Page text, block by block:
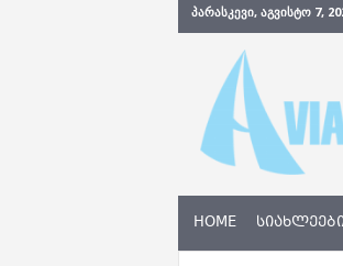
ᲞᲐᲠᲐᲡᲙᲔᲕᲘ, ᲐᲒᲕᲘᲡᲢᲝ 7,
N
w
s
HOME